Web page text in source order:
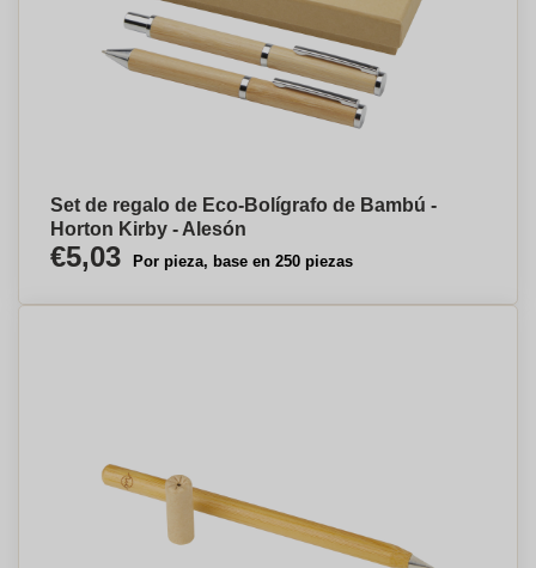
Set de regalo de Eco-Bolígrafo de Bambú -
Horton Kirby - Alesón
€5,03 Por pieza, base en 250 piezas